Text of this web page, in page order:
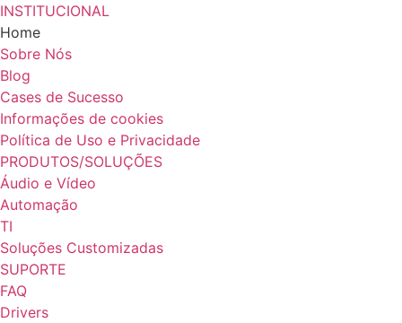
INSTITUCIONAL
Home
Sobre Nós
Blog
Cases de Sucesso
Informações de cookies
Política de Uso e Privacidade
PRODUTOS/SOLUÇÕES
Áudio e Vídeo
Automação
TI
Soluções Customizadas
SUPORTE
FAQ
Drivers